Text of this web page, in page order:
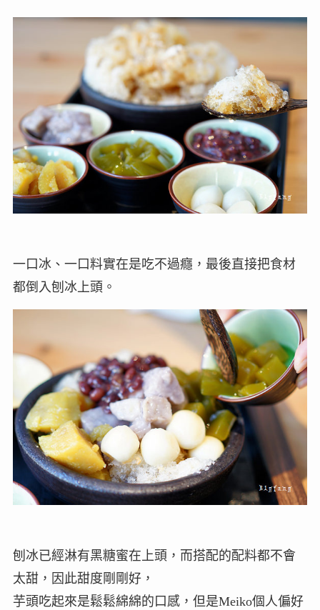
一口冰、一口料實在是吃不過癮，最後直接把食材
都倒入刨冰上頭。
刨冰已經淋有黑糖蜜在上頭，而搭配的配料都不會
太甜，因此甜度剛剛好，
芋頭吃起來是鬆鬆綿綿的口感，但是Meiko個人偏好